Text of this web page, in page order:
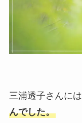
三浦透子さんには
んでした。